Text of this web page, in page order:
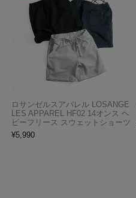
ロサンゼルスアパレル LOSANGE
LES APPAREL HF02 14オンス ヘ
ビーフリース スウェットショーツ
¥5,990